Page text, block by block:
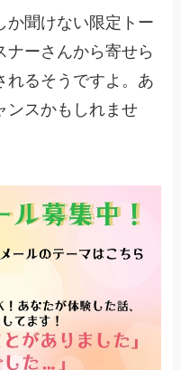
か聞けない限定トー
ナーさんから寄せら
れるそうですよ。あ
ンスかもしれませ